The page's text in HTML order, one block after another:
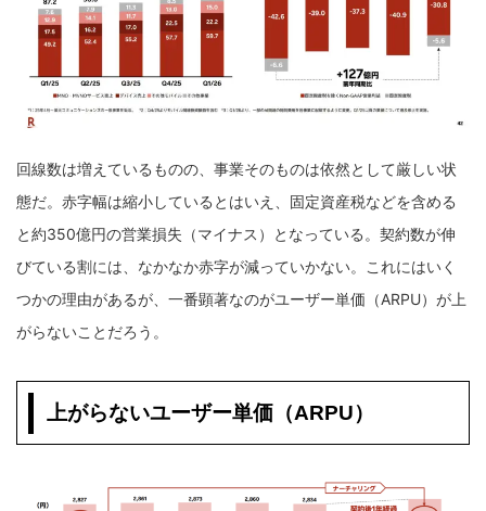
回線数は増えているものの、事業そのものは依然として厳しい状
態だ。赤字幅は縮小しているとはいえ、固定資産税などを含める
と約350億円の営業損失（マイナス）となっている。契約数が伸
びている割には、なかなか赤字が減っていかない。これにはいく
つかの理由があるが、一番顕著なのがユーザー単価（ARPU）が上
がらないことだろう。
上がらないユーザー単価（ARPU）